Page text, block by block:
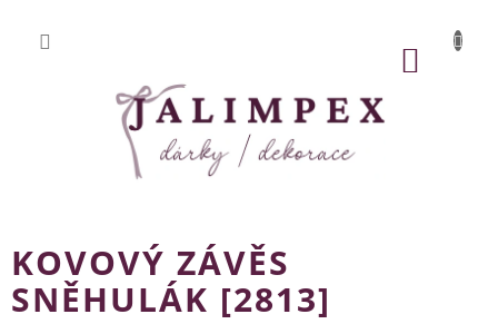
obsah
KOVOVÝ ZÁVĚS
SNĚHULÁK [2813]